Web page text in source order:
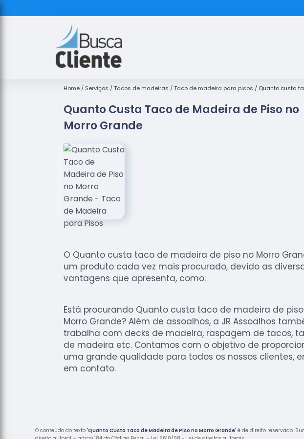
Home Serviços Tacos de madeiras Taco de madeira para pisos Quanto custa
Quanto Custa Taco de Madeira de Piso no
Morro Grande
O Quanto custa taco de madeira de piso no Morro
um produto cada vez mais procurado, devido as
vantagens que apresenta, como:
Está procurando Quanto custa taco de madeira de
Morro Grande? Além de assoalhos, a JR Assoalhos
trabalha com decks de madeira, raspagem de tacos,
de madeira etc. Contamos com o objetivo de
uma grande qualidade para todos os nossos clientes,
em contato.
O conteúdo do texto "Quanto Custa Taco de Madeira de Piso no Morro Grande" é de direito reservado.